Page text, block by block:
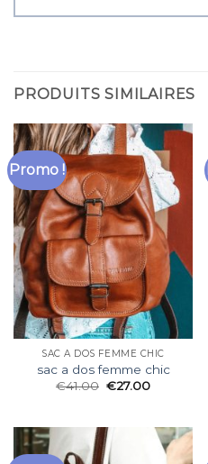
PRODUITS SIMILAIRES
Promo !
SAC A DOS FEMME CHIC
sac a dos femme chic
€41.00 €27.00